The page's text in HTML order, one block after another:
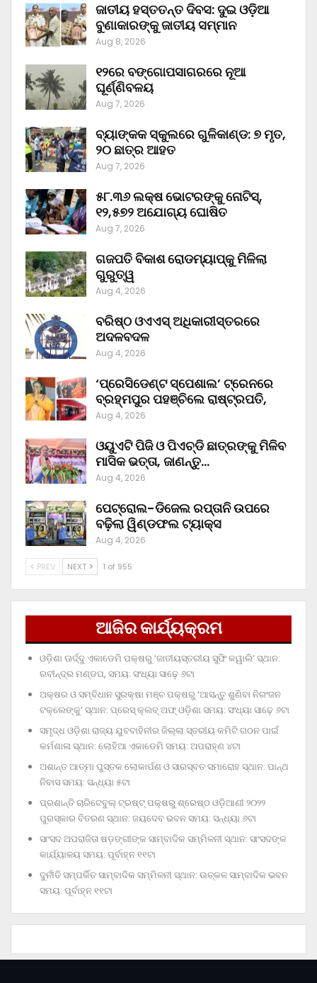
ଜାତୀୟ ହସ୍ତତନ୍ତ ଦିବସ: ଦୁଇ ଓଡ଼ିଆ
ବୁଣାକାରଙ୍କୁ ଜାତୀୟ ସମ୍ମାନ
Aug 8, 2026
୧୨ରେ ବଙ୍ଗୋପସାଗରରେ ନୂଆ
ଘୂର୍ଣ୍ଣିବଳୟ
Aug 7, 2026
ବ୍ୟାଙ୍କକ ସ୍କୁଲରେ ଗୁଳିକାଣ୍ଡ: ୭ ମୃତ,
୨୦ ଛାତ୍ର ଆହତ
Aug 7, 2026
୫୮.୩୬ ଲକ୍ଷ ଭୋଟରଙ୍କୁ ନୋଟିସ୍‌,
୧୨,୫୭୨ ଅଯୋଗ୍ୟ ଘୋଷିତ
Aug 7, 2026
ଗଜପତି ବିକାଶ ରୋଡମ୍ୟାପ୍‌କୁ ମିଳିଲା
ଗୁରୁତ୍ୱ
Aug 4, 2026
ବରିଷ୍ଠ ଓଏଏସ୍‌ ଅଧିକାରୀସ୍ତରରେ
ଅଦଳବଦଳ
Aug 4, 2026
‘ପ୍ରେସିଡେଣ୍ଟ ସ୍ପେଶାଲ’ ଟ୍ରେନରେ
ବ୍ରହ୍ମପୁର ପହଞ୍ଚିଲେ ରାଷ୍ଟ୍ରପତି,
Aug 4, 2026
ଓୟୁଏଟି ପିଜି ଓ ପିଏଚ୍‌ଡି ଛାତ୍ରଙ୍କୁ ମିଳିବ
ମାସିକ ଭତ୍ତା, ଜାଣନ୍ତୁ…
Aug 4, 2026
ପେଟ୍ରୋଲ-ଡିଜେଲ ରପ୍ତାନି ଉପରେ
ବଢ଼ିଲା ୱିଣ୍ଡଫଲ ଟ୍ୟାକ୍ସ
Aug 4, 2026
PREV NEXT 1 of 955
ଆଜିର କାର୍ଯ୍ୟକ୍ରମ
ଓଡ଼ିଶା ଊର୍ଦ୍ଦୁ ଏକାଡେମି ପକ୍ଷରୁ ‘ଜାତୀୟସ୍ତରୀୟ ସୁଫି କୱାଲି’ ସ୍ଥାନ:
ରବୀନ୍ଦ୍ର ମଣ୍ଡପ, ସମୟ: ସଂଧ୍ୟା ସାଢ଼େ ୬ଟା
ଅକ୍ଷର ଓ ସମ୍ବିଧାନ ସୁରକ୍ଷା ମଞ୍ଚ ପକ୍ଷରୁ ‘ଆସନ୍ତୁ ଶୁଣିବା ନିରଂଜନ
ଟକ୍‌ଲେଙ୍କୁ’ ସ୍ଥାନ: ପ୍ରେସ୍‌ କ୍ଲବ୍‌ ଅଫ୍‌ ଓଡ଼ିଶା ସମୟ: ସଂଧ୍ୟା ସାଢ଼େ ୬ଟା
ସମୃଦ୍ଧ ଓଡ଼ିଶା ରାଜ୍ୟ ଯୁବବାହିନୀର ଜିଲ୍ଲା ସ୍ତରୀୟ କମିଟି ଗଠନ ପାଇଁ
କର୍ମଶାଳା ସ୍ଥାନ: ଲୋହିଆ ଏକାଡେମି ସମୟ: ଅପରାହ୍‌ଣ ୪ଟା
ଅଶାନ୍ତ ଆତ୍ମା ପୁସ୍ତକ ଲୋକାର୍ପଣ ଓ ସାରସ୍ବତ ସମାରୋହ ସ୍ଥାନ: ପାନ୍ଥ
ନିବାସ ସମୟ: ସନ୍ଧ୍ୟା ୫ଟା
ପ୍ରଶାନ୍ତି ଚାରିଟେବୁଲ୍‌ ଟ୍ରଷ୍ଟ୍‌ ପକ୍ଷରୁ ଶ୍ରେଷ୍ଠ ଓଡ଼ିଆଣୀ ୨୦୨୨
ପୁରସ୍କାର ବିତରଣ ସ୍ଥାନ: ଜୟଦେବ ଭବନ ସମୟ: ସନ୍ଧ୍ୟା ୬ଟା
ସାଂସଦ ଅପରାଜିତା ଷଡ଼ଙ୍ଗୀଙ୍କ ସାମ୍ବାଦିକ ସମ୍ମିଳନୀ ସ୍ଥାନ: ସାଂସଦଙ୍କ
କାର୍ଯ୍ୟାଳୟ ସମୟ: ପୂର୍ବାହ୍ନ ୧୧ଟା
ଦୁର୍ନୀତି ସମ୍ପର୍କିତ ସାମ୍ବାଦିକ ସମ୍ମିଳନୀ ସ୍ଥାନ: ଉତ୍କଳ ସାମ୍ବାଦିକ ଭବନ
ସମୟ: ପୂର୍ବାହ୍ନ ୧୧ଟା